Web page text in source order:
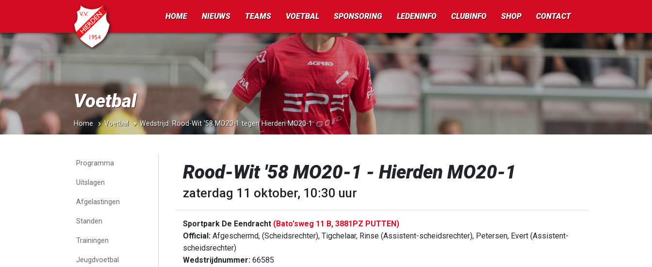
HOME NIEUWS TEAMS VOETBAL SPONSORING LEDENINFO CLUBINFO SHOP CONTACT
Voetbal
Home Voetbal Wedstrijd: Rood-Wit '58 MO20-1 tegen Hierden MO20-1
Programma
Uitslagen
Afgelastingen
Standen
Trainingen
Jeugdvoetbal
Rood-Wit '58 MO20-1 - Hierden MO20-1
zaterdag 11 oktober, 10:30 uur
Sportpark De Eendracht (Bato'sweg 11 B, 3881PZ PUTTEN)
Official: Afgeschermd, (Scheidsrechter), Tigchelaar, Rinse (Assistent-scheidsrechter), Petersen, Evert (Assistent-
scheidsrechter)
Wedstrijdnummer: 66585